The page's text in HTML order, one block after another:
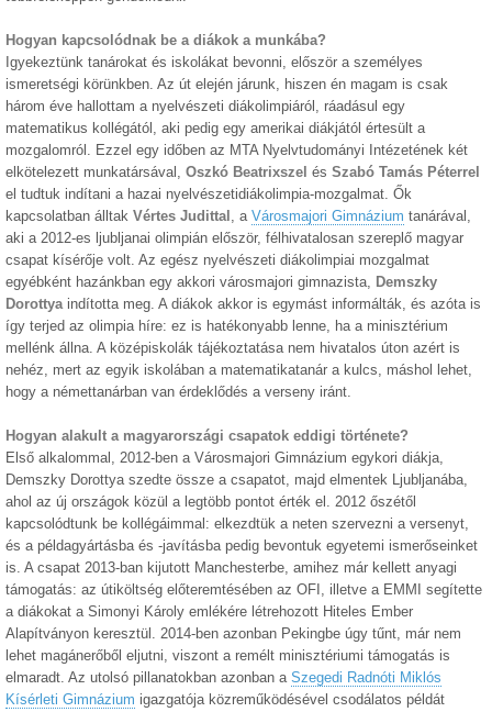
Hogyan kapcsolódnak be a diákok a munkába?
Igyekeztünk tanárokat és iskolákat bevonni, először a személyes
ismeretségi körünkben. Az út elején járunk, hiszen én magam is csak
három éve hallottam a nyelvészeti diákolimpiáról, ráadásul egy
matematikus kollégától, aki pedig egy amerikai diákjától értesült a
mozgalomról. Ezzel egy időben az MTA Nyelvtudományi Intézetének két
elkötelezett munkatársával, Oszkó Beatrixszel és Szabó Tamás Péterrel
el tudtuk indítani a hazai nyelvészetidiákolimpia-mozgalmat. Ők
kapcsolatban álltak Vértes Judittal , a Városmajori Gimnázium tanárával,
aki a 2012-es ljubljanai olimpián először, félhivatalosan szereplő magyar
csapat kísérője volt. Az egész nyelvészeti diákolimpiai mozgalmat
egyébként hazánkban egy akkori városmajori gimnazista, Demszky
Dorottya indította meg. A diákok akkor is egymást informálták, és azóta is
így terjed az olimpia híre: ez is hatékonyabb lenne, ha a minisztérium
mellénk állna. A középiskolák tájékoztatása nem hivatalos úton azért is
nehéz, mert az egyik iskolában a matematikatanár a kulcs, máshol lehet,
hogy a némettanárban van érdeklődés a verseny iránt.
Hogyan alakult a magyarországi csapatok eddigi története?
Első alkalommal, 2012-ben a Városmajori Gimnázium egykori diákja,
Demszky Dorottya szedte össze a csapatot, majd elmentek Ljubljanába,
ahol az új országok közül a legtöbb pontot érték el. 2012 őszétől
kapcsolódtunk be kollégáimmal: elkezdtük a neten szervezni a versenyt,
és a példagyártásba és -javításba pedig bevontuk egyetemi ismerőseinket
is. A csapat 2013-ban kijutott Manchesterbe, amihez már kellett anyagi
támogatás: az útiköltség előteremtésében az OFI, illetve a EMMI segítette
a diákokat a Simonyi Károly emlékére létrehozott Hiteles Ember
Alapítványon keresztül. 2014-ben azonban Pekingbe úgy tűnt, már nem
lehet magánerőből eljutni, viszont a remélt minisztériumi támogatás is
elmaradt. Az utolsó pillanatokban azonban a Szegedi Radnóti Miklós
Kísérleti Gimnázium igazgatója közreműködésével csodálatos példát